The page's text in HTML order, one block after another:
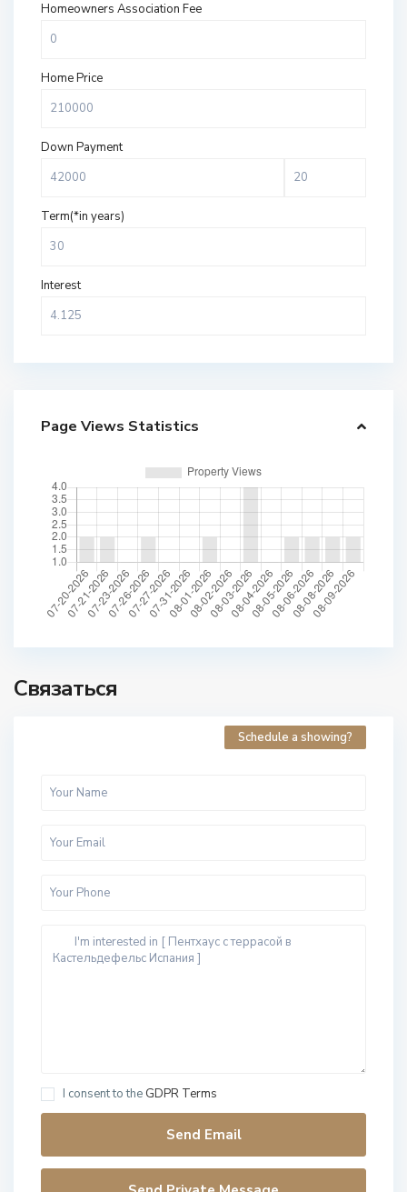
Homeowners Association Fee
Home Price
Down Payment
Term(*in years)
Interest
Page Views Statistics
Связаться
Schedule a showing?
I consent to the GDPR Terms